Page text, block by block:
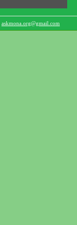
askmona.org@gmail.com